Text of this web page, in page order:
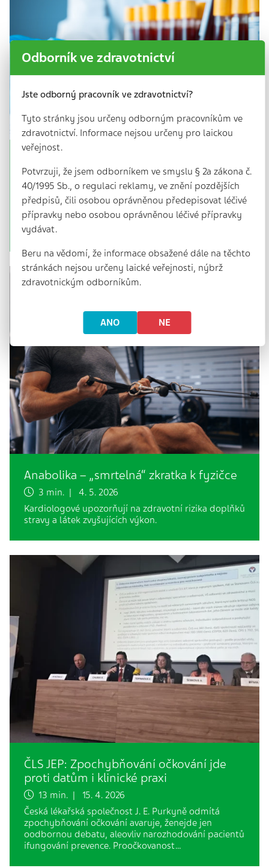
míru
7 min. | 25. 9. 2025
Preventivní prohlídka padne našim pacientům jako
ulitá – říkají praktičtí lékaři, kteří tak upozorňují na
změny, jež začnou platit od…
Anabolika – „smrtelná“ zkratka k fyzičce
3 min. | 4. 5. 2026
Kardiologové upozorňují na zdravotní rizika doplňků
stravy a látek zvyšujících výkon.
ČLS JEP: Zpochybňování očkování jde
proti datům i klinické praxi
13 min. | 15. 4. 2026
Česká lékařská společnost J. E. Purkyně odmítá
zpochybňování očkování avaruje, ženejde jen
oodbornou debatu, aleovliv narozhodování pacientů
ifungování prevence. Proočkovanost…
Odborník ve zdravotnictví
Jste odborný pracovník ve zdravotnictví?
Tyto stránky jsou určeny odborným pracovníkům ve
zdravotnictví. Informace nejsou určeny pro laickou
veřejnost.
Potvrzuji, že jsem odborníkem ve smyslu § 2a zákona č.
40/1995 Sb., o regulaci reklamy, ve znění pozdějších
předpisů, čili osobou oprávněnou předepisovat léčivé
přípravky nebo osobou oprávněnou léčivé přípravky
vydávat.
Beru na vědomí, že informace obsažené dále na těchto
stránkách nejsou určeny laické veřejnosti, nýbrž
zdravotnickým odborníkům.
ANO NE